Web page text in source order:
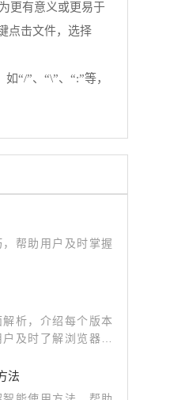
更有意义或更易于
点击文件，选择
“/”、“\”、“:”等，
帮助用户及时掌握
析，介绍每个版本
及时了解浏览器动
法